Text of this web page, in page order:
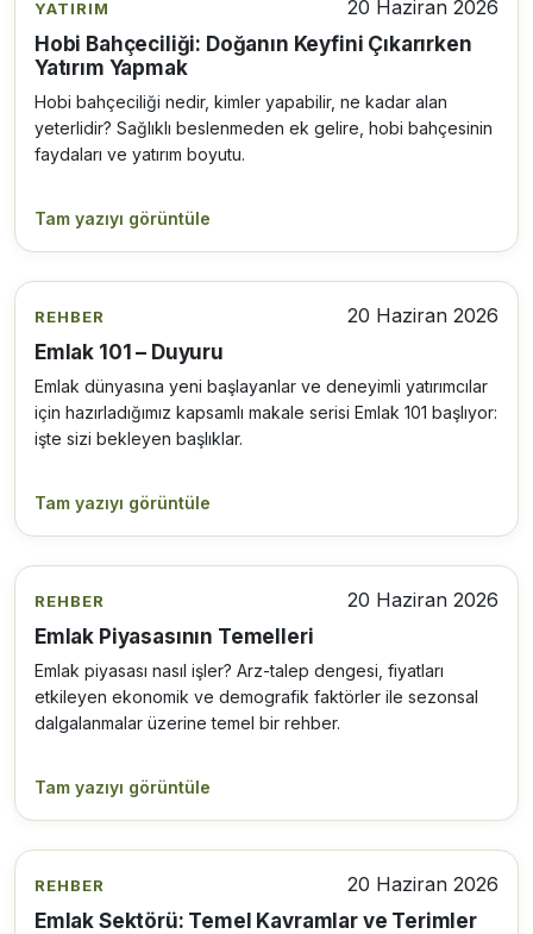
YATIRIM
20 Haziran 2026
Hobi Bahçeciliği: Doğanın Keyfini Çıkarırken
Yatırım Yapmak
Hobi bahçeciliği nedir, kimler yapabilir, ne kadar alan
yeterlidir? Sağlıklı beslenmeden ek gelire, hobi bahçesinin
faydaları ve yatırım boyutu.
Tam yazıyı görüntüle
REHBER
20 Haziran 2026
Emlak 101 – Duyuru
Emlak dünyasına yeni başlayanlar ve deneyimli yatırımcılar
için hazırladığımız kapsamlı makale serisi Emlak 101 başlıyor:
işte sizi bekleyen başlıklar.
Tam yazıyı görüntüle
REHBER
20 Haziran 2026
Emlak Piyasasının Temelleri
Emlak piyasası nasıl işler? Arz-talep dengesi, fiyatları
etkileyen ekonomik ve demografik faktörler ile sezonsal
dalgalanmalar üzerine temel bir rehber.
Tam yazıyı görüntüle
REHBER
20 Haziran 2026
Emlak Sektörü: Temel Kavramlar ve Terimler